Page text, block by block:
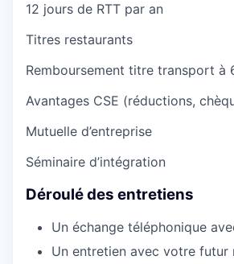
12 jours de RTT par an
Titres restaurants
Remboursement titre transport à
Avantages CSE (réductions,
Mutuelle d’entreprise
Séminaire d’intégration
Déroulé des entretiens
Un échange téléphonique
Un entretien avec votre futur